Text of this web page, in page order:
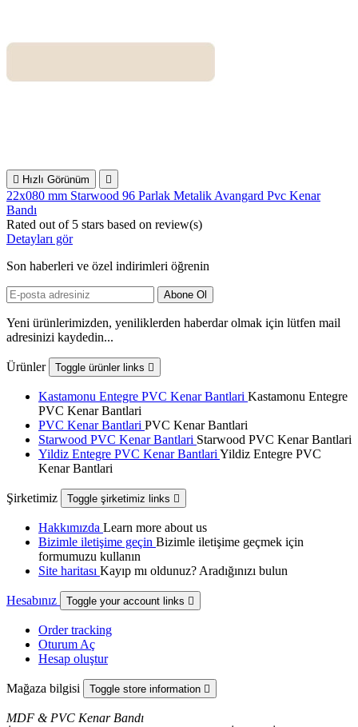
 Hızlı Görünüm 
22x080 mm Starwood 96 Parlak Metalik Avangard Pvc Kenar
Bandı
Rated out of 5 stars based on review(s)
Detayları gör
Son haberleri ve özel indirimleri öğrenin
Yeni ürünlerimizden, yeniliklerden haberdar olmak için lütfen mail
adresinizi kaydedin...
Ürünler Toggle ürünler links 
Kastamonu Entegre PVC Kenar Bantlari Kastamonu Entegre
PVC Kenar Bantlari
PVC Kenar Bantlari PVC Kenar Bantlari
Starwood PVC Kenar Bantlari Starwood PVC Kenar Bantlari
Yildiz Entegre PVC Kenar Bantlari Yildiz Entegre PVC
Kenar Bantlari
Şirketimiz Toggle şirketimiz links 
Hakkımızda Learn more about us
Bizimle iletişime geçin Bizimle iletişime geçmek için
formumuzu kullanın
Site haritası Kayıp mı oldunuz? Aradığınızı bulun
Hesabınız Toggle your account links 
Order tracking
Oturum Aç
Hesap oluştur
Mağaza bilgisi Toggle store information 
MDF & PVC Kenar Bandı